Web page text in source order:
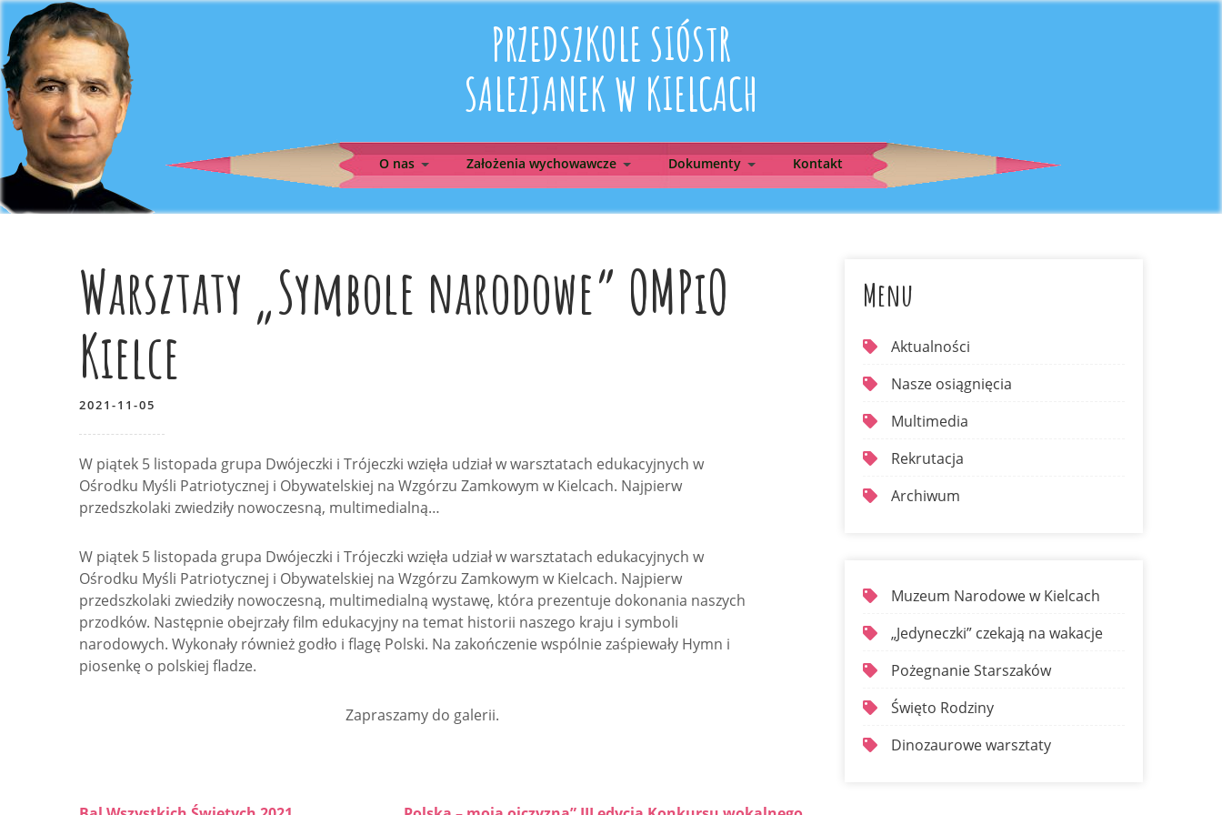
PRZEDSZKOLE SIÓSTR
SALEZJANEK W KIELCACH
O nas Założenia wychowawcze Dokumenty Kontakt
Warsztaty „Symbole narodowe” OMPiO
Kielce
2021-11-05
W piątek 5 listopada grupa Dwójeczki i Trójeczki wzięła udział w warsztatach edukacyjnych w
Ośrodku Myśli Patriotycznej i Obywatelskiej na Wzgórzu Zamkowym w Kielcach. Najpierw
przedszkolaki zwiedziły nowoczesną, multimedialną…
W piątek 5 listopada grupa Dwójeczki i Trójeczki wzięła udział w warsztatach edukacyjnych w
Ośrodku Myśli Patriotycznej i Obywatelskiej na Wzgórzu Zamkowym w Kielcach. Najpierw
przedszkolaki zwiedziły nowoczesną, multimedialną wystawę, która prezentuje dokonania naszych
przodków. Następnie obejrzały film edukacyjny na temat historii naszego kraju i symboli
narodowych. Wykonały również godło i flagę Polski. Na zakończenie wspólnie zaśpiewały Hymn i
piosenkę o polskiej fladze.
Zapraszamy do galerii.
Menu
Aktualności
Nasze osiągnięcia
Multimedia
Rekrutacja
Archiwum
Muzeum Narodowe w Kielcach
„Jedyneczki” czekają na wakacje
Pożegnanie Starszaków
Święto Rodziny
Dinozaurowe warsztaty